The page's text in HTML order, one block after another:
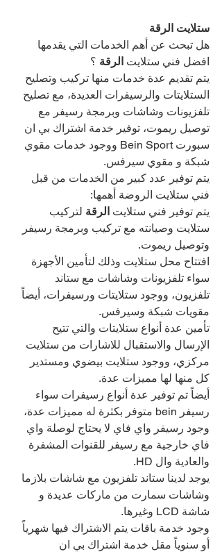
ستلايت الرقة
هل تبحث عن أهم الخدمات التي يقدمها
افضل فني ستلايت الرقة ؟
يتم تقديم عدة خدمات منها تركيب وتصليح
الستلايتات والرسيفرات العديدة، مع تصليح
تلفزيونات وشاشات وبرمجة رسيفر مع
توصيل ريموت، توفير خدمة اشتراك بي ان
سبورت Bein Sport ووجود خدمات مقوي
شبكة و مقوي سيرفس.
يتم توفير عدد كبير من الخدمات من قبل
فني ستلايت الروضة أهمها:
يتم توفير فني ستلايت الرقة لتركيب
ستلايت وصيانته مع تركيب وبرمجة رسيفر
وتوصيل ريموت.
افتتاح محل ستلايت وذلك لتأمين الأجهزة
سواء تلفزيونات وشاشات مع ستاند
تلفزيون، ووجود ستلايتات ورسيفرات، أيضاً
مقويات شبكة وسيرفس.
تأمين عدة أنواع ستلايتات والتي تتيح
الإرسال والاستقبال للاشارات من ستلايت
مركزي، ووجود ستلايت بيضوي ومستدير
كل منها لها مميزات عدة.
أيضاً تم توفير عدة أنواع رسيفرات سواء
رسيفر bein متوفر بكثرة له مميزات عدة،
وجود رسيفر واي فاي لا يحتاج لوصلة واي
فاي خارجية مع رسيفر للقنوات المشفرة
والعادية وال HD.
يوجد لدينا ستاند تلفزيون مع شاشات بلازما
وشاشات سمارت من ماركات عديدة و
شاشة LCD وغيرها.
وجود خدمة باقات يتم الاشتراك فيها شهرياً
أو سنوياً مقل خدمة اشتراك بي ان